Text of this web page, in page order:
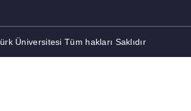
Üniversitesi Tüm hakları Saklıdır